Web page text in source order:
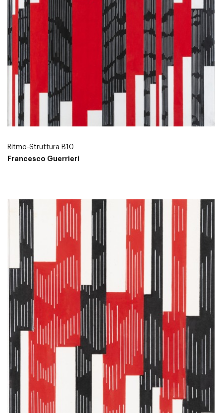
Ritmo-Struttura B10
Francesco Guerrieri